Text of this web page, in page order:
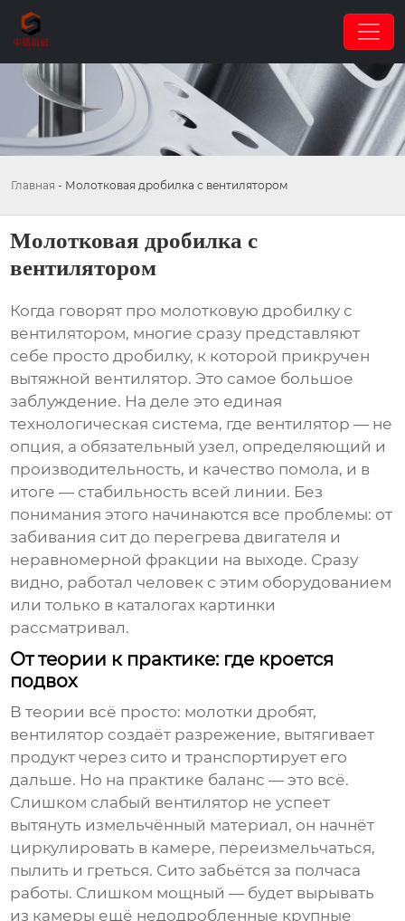
Главная - Молотковая дробилка с вентилятором
Молотковая дробилка с
вентилятором
Когда говорят про молотковую дробилку с
вентилятором, многие сразу представляют
себе просто дробилку, к которой прикручен
вытяжной вентилятор. Это самое большое
заблуждение. На деле это единая
технологическая система, где вентилятор — не
опция, а обязательный узел, определяющий и
производительность, и качество помола, и в
итоге — стабильность всей линии. Без
понимания этого начинаются все проблемы: от
забивания сит до перегрева двигателя и
неравномерной фракции на выходе. Сразу
видно, работал человек с этим оборудованием
или только в каталогах картинки
рассматривал.
От теории к практике: где кроется
подвох
В теории всё просто: молотки дробят,
вентилятор создаёт разрежение, вытягивает
продукт через сито и транспортирует его
дальше. Но на практике баланс — это всё.
Слишком слабый вентилятор не успеет
вытянуть измельчённый материал, он начнёт
циркулировать в камере, переизмельчаться,
пылить и греться. Сито забьётся за полчаса
работы. Слишком мощный — будет вырывать
из камеры ещё недодробленные крупные